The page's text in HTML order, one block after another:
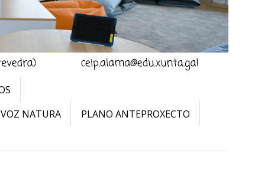
NATURA
PLANO ANTEPROXECTO